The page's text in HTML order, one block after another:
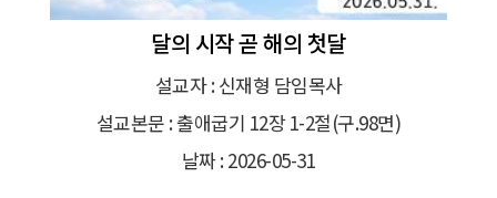
달의 시작 곧 해의 첫달
설교자 : 신재형 담임목사
설교본문 : 출애굽기 12장 1-2절(구.98면)
날짜 : 2026-05-31